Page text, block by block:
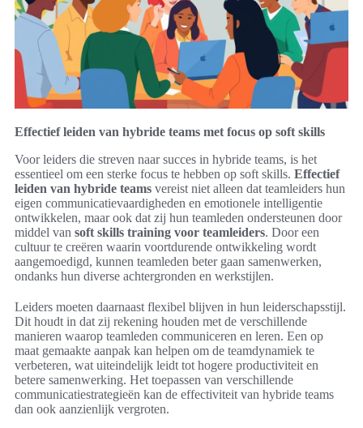
Effectief leiden van hybride teams met focus op soft skills
Voor leiders die streven naar succes in hybride teams, is het
essentieel om een sterke focus te hebben op soft skills. Effectief
leiden van hybride teams vereist niet alleen dat teamleiders hun
eigen communicatievaardigheden en emotionele intelligentie
ontwikkelen, maar ook dat zij hun teamleden ondersteunen door
middel van soft skills training voor teamleiders. Door een
cultuur te creëren waarin voortdurende ontwikkeling wordt
aangemoedigd, kunnen teamleden beter gaan samenwerken,
ondanks hun diverse achtergronden en werkstijlen.
Leiders moeten daarnaast flexibel blijven in hun leiderschapsstijl.
Dit houdt in dat zij rekening houden met de verschillende
manieren waarop teamleden communiceren en leren. Een op
maat gemaakte aanpak kan helpen om de teamdynamiek te
verbeteren, wat uiteindelijk leidt tot hogere productiviteit en
betere samenwerking. Het toepassen van verschillende
communicatiestrategieën kan de effectiviteit van hybride teams
dan ook aanzienlijk vergroten.